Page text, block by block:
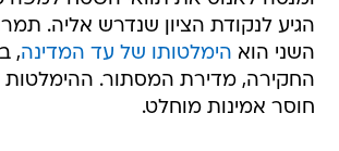
הגיע לנקודת הציון שנדרש אליה.
השני הוא הימלטותו של עד המדינה,
החקירה, מדירת המסתור. ההימלטות
חוסר אמינות מוחלט.